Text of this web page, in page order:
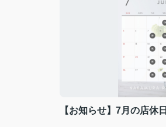
【お知らせ】7月の店休日